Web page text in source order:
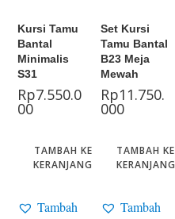
Kursi Tamu
Bantal
Minimalis
S31
Rp7.550.0
00
TAMBAH KE
KERANJANG
Tambah
Set Kursi
Tamu Bantal
B23 Meja
Mewah
Rp11.750.
000
TAMBAH KE
KERANJANG
Tambah